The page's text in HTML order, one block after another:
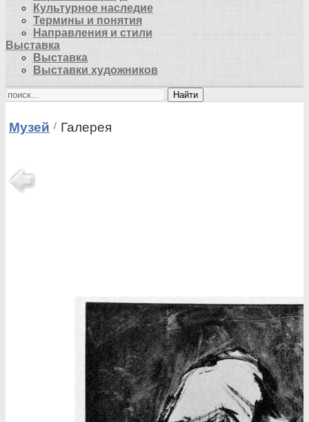
Культурное наследие
Термины и понятия
Направления и стили
Выставка
Выставка
Выставки художников
Найти
Музей Галерея